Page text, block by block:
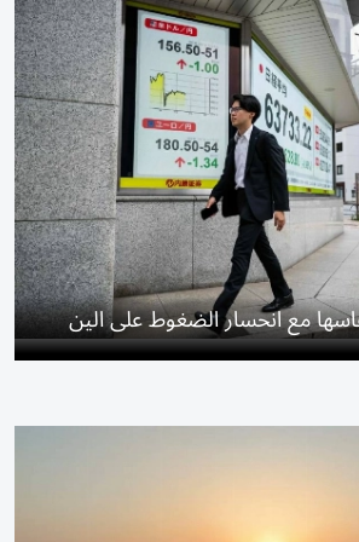
مع انحسار الضغوط على الين